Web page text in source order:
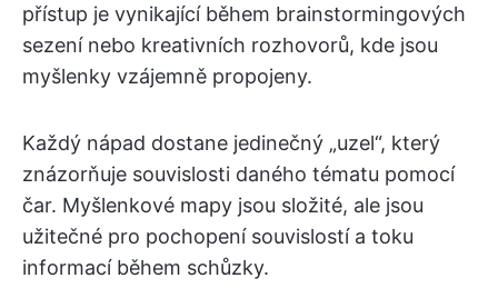
přístup je vynikající během brainstormingových
sezení nebo kreativních rozhovorů, kde jsou
myšlenky vzájemně propojeny.
Každý nápad dostane jedinečný „uzel“, který
znázorňuje souvislosti daného tématu pomocí
čar. Myšlenkové mapy jsou složité, ale jsou
užitečné pro pochopení souvislostí a toku
informací během schůzky.